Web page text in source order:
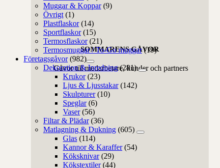
SOMMARENS GÅVOR
Gåvor till medarbetare, kunder och partners
Muggar & Koppar (9)
Övrigt (1)
Plastflaskor (14)
Sportflaskor (15)
Termosflaskor (21)
Termosmuggar / To-Go muggar (19)
Företagsgåvor (982)
Dekoration & Inredning (281)
Krukor (23)
Ljus & Ljusstakar (142)
Skulpturer (10)
Speglar (6)
Vaser (56)
Filtar & Plädar (36)
Matlagning & Dukning (605)
Glas (114)
Kannor & Karaffer (54)
Köksknivar (29)
Kökstextiler (44)